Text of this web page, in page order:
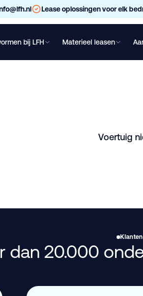
Lease oplossingen voor elk
bij LFH Materieel leasen
Voertuig
dan 20.000